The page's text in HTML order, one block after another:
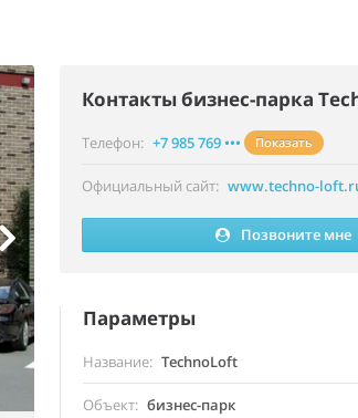
Контакты бизнес-парка
Телефон +7 985 769 ••• Показать
Официальный сайт www.techno-
Позвоните мне
Параметры
Название TechnoLoft
Объект бизнес-парк